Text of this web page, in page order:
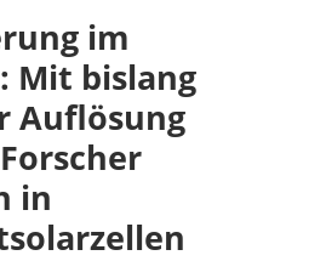
im
Mit bislang
Auflösung
in